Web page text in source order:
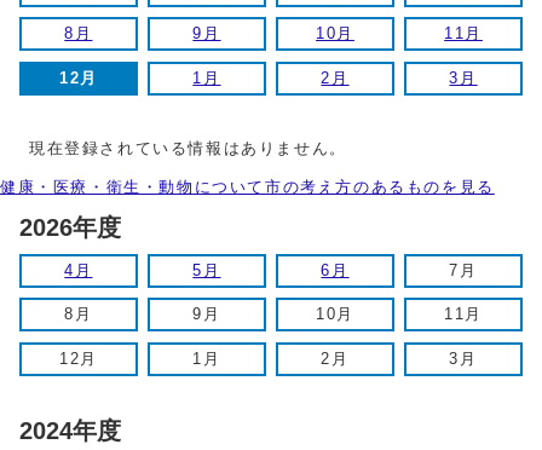
8月 9月 10月 11月
12月 1月 2月 3月
現在登録されている情報はありません。
健康・医療・衛生・動物について市の考え方のあるものを見る
2026年度
4月 5月 6月 7月
8月 9月 10月 11月
12月 1月 2月 3月
2024年度